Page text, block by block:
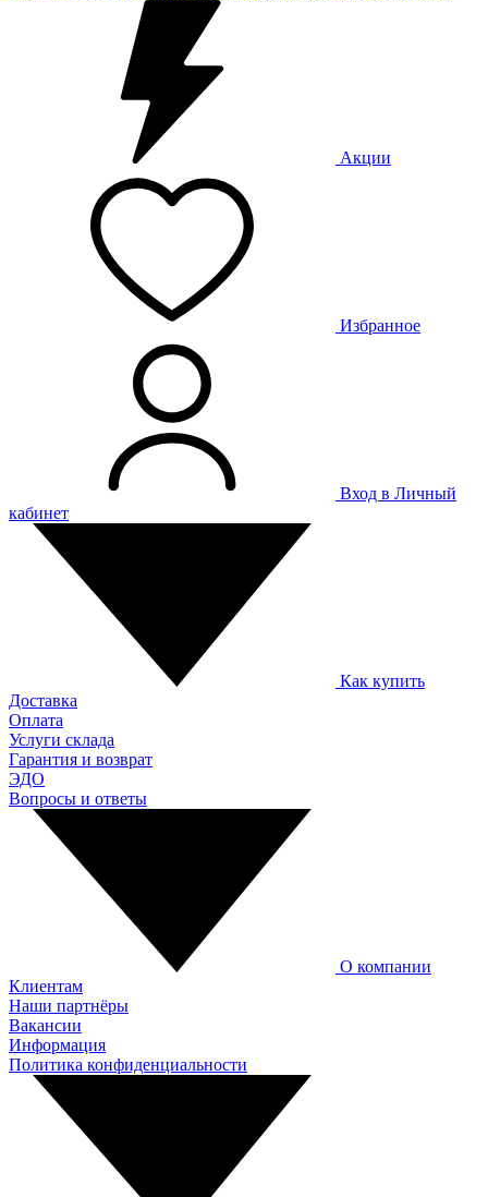
Акции
Избранное
Вход в Личный
кабинет
Как купить
Доставка
Оплата
Услуги склада
Гарантия и возврат
ЭДО
Вопросы и ответы
О компании
Клиентам
Наши партнёры
Вакансии
Информация
Политика конфиденциальности